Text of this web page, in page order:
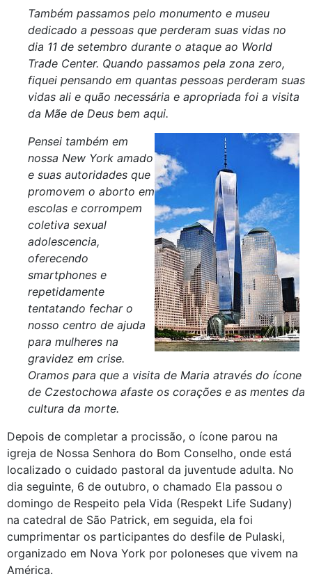
Também passamos pelo monumento e museu
dedicado a pessoas que perderam suas vidas no
dia 11 de setembro durante o ataque ao World
Trade Center. Quando passamos pela zona zero,
fiquei pensando em quantas pessoas perderam suas
vidas ali e quão necessária e apropriada foi a visita
da Mãe de Deus bem aqui.
Pensei também em
nossa New York amado
e suas autoridades que
promovem o aborto em
escolas e corrompem
coletiva sexual
adolescencia,
oferecendo
smartphones e
repetidamente
tentatando fechar o
nosso centro de ajuda
para mulheres na
gravidez em crise.
Oramos para que a visita de Maria através do ícone
de Czestochowa afaste os corações e as mentes da
cultura da morte.
Depois de completar a procissão, o ícone parou na
igreja de Nossa Senhora do Bom Conselho, onde está
localizado o cuidado pastoral da juventude adulta. No
dia seguinte, 6 de outubro, o chamado Ela passou o
domingo de Respeito pela Vida (Respekt Life Sudany)
na catedral de São Patrick, em seguida, ela foi
cumprimentar os participantes do desfile de Pulaski,
organizado em Nova York por poloneses que vivem na
América.